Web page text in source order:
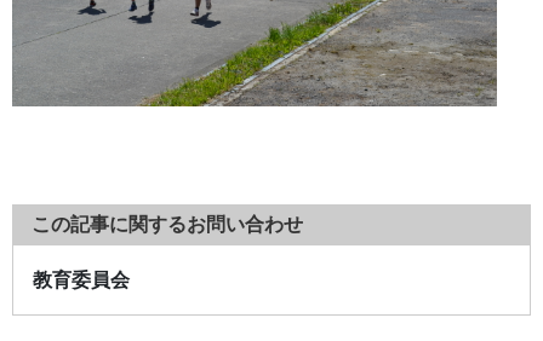
この記事に関するお問い合わせ
教育委員会